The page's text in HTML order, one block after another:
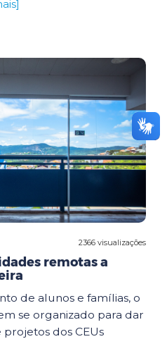
2366 visualizações
remotas a
de alunos e famílias, o
se organizado para dar
dos CEUs